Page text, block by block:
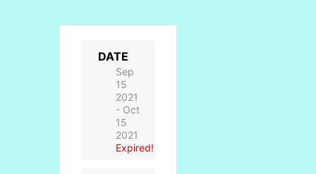
DATE
Sep
15
2021
- Oct
15
2021
Expired!